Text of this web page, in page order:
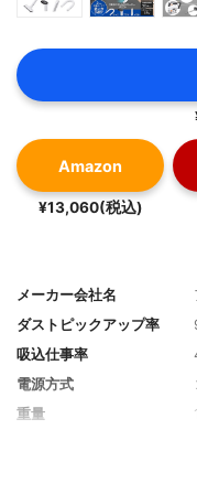
Amazon
¥13,060(税込)
メーカー会社名
ダストピックアップ率
吸込仕事率
電源方式
重量